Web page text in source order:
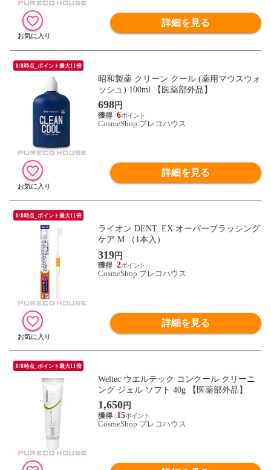
詳細を見る
8/8時点_ポイント最大11倍
昭和製薬 クリーン クール (薬用マウスウォ
ッシュ) 100ml 【医薬部外品】
698円
6
CosmeShop プレコハウス
詳細を見る
8/8時点_ポイント最大11倍
ライオン DENT. EX オーバーブラッシング
ケア M （1本入）
319円
2
CosmeShop プレコハウス
詳細を見る
8/8時点_ポイント最大11倍
Weltec ウエルテック コンクール クリーニ
ング ジェル ソフト 40g 【医薬部外品】
1,650円
15
CosmeShop プレコハウス